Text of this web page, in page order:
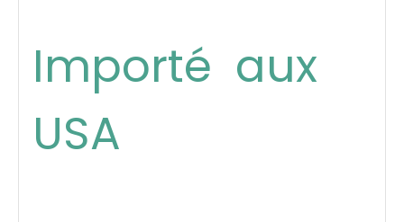
Importé aux
USA